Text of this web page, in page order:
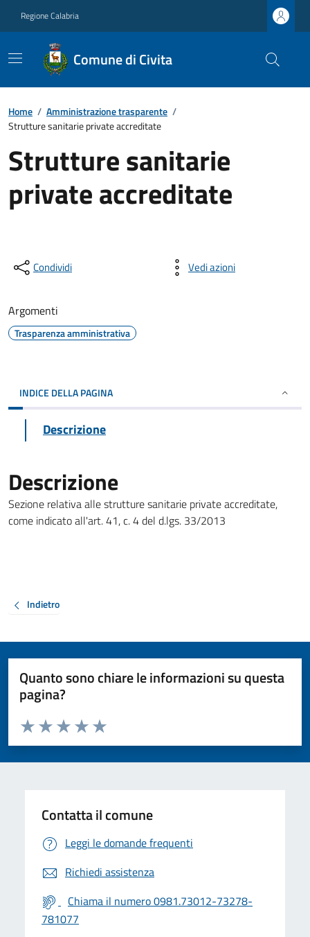
Regione Calabria
Comune di Civita
Home / Amministrazione trasparente /
Strutture sanitarie private accreditate
Strutture sanitarie
private accreditate
Condividi Vedi azioni
Argomenti
Trasparenza amministrativa
INDICE DELLA PAGINA
Descrizione
Descrizione
Sezione relativa alle strutture sanitarie private accreditate,
come indicato all'art. 41, c. 4 del d.lgs. 33/2013
Indietro
Quanto sono chiare le informazioni su questa
pagina?
Valuta da 1 a 5 stelle la pagina
Valuta 5 stelle su 5
Valuta 4 stelle su 5
Valuta 3 stelle su 5
Valuta 2 stelle su 5
Valuta 1 stelle su 5
Contatta il comune
Leggi le domande frequenti
Richiedi assistenza
Chiama il numero 0981.73012-73278-
781077